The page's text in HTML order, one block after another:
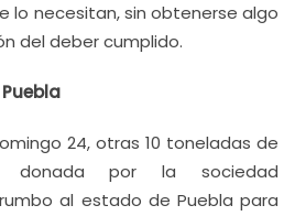
lo necesitan, sin obtenerse algo
del deber cumplido.
24, otras 10 toneladas de
donada por la sociedad
al estado de Puebla para